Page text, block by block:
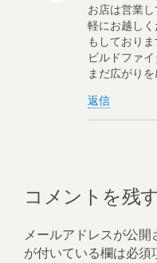
お店は営業
軽にお越し
もしており
ビルドファ
まだ広がり
返信
コメントを残
メールアドレスが公開
が付いている欄は必須